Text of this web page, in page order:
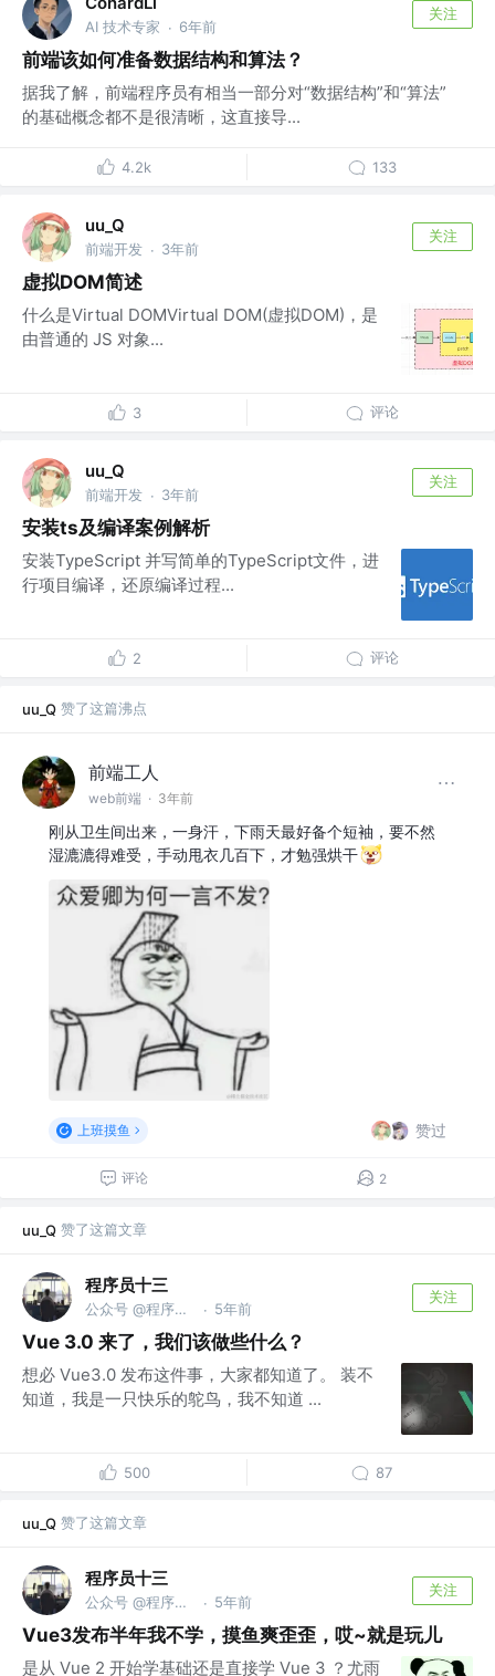
AI 技术专家 · 6年前
关注
前端该如何准备数据结构和算法？
据我了解，前端程序员有相当一部分对“数据结构”和“算法”
的基础概念都不是很清晰，这直接导...
4.2k 133
uu_Q
前端开发 · 3年前
关注
虚拟DOM简述
什么是Virtual DOMVirtual DOM(虚拟DOM)，是
由普通的 JS 对象...
3 评论
uu_Q
前端开发 · 3年前
关注
安装ts及编译案例解析
安装TypeScript 并写简单的TypeScript文件，进
行项目编译，还原编译过程...
2 评论
uu_Q 赞了这篇沸点
前端工人
web前端 · 3年前
刚从卫生间出来，一身汗，下雨天最好备个短袖，要不然
湿漉漉得难受，手动甩衣几百下，才勉强烘干
上班摸鱼 赞过
评论 2
uu_Q 赞了这篇文章
程序员十三
公众号 @程序员十三 · 5年前
关注
Vue 3.0 来了，我们该做些什么？
想必 Vue3.0 发布这件事，大家都知道了。 装不
知道，我是一只快乐的鸵鸟，我不知道 ...
500 87
uu_Q 赞了这篇文章
程序员十三
公众号 @程序员十三 · 5年前
关注
Vue3发布半年我不学，摸鱼爽歪歪，哎~就是玩儿
是从 Vue 2 开始学基础还是直接学 Vue 3 ？尤雨